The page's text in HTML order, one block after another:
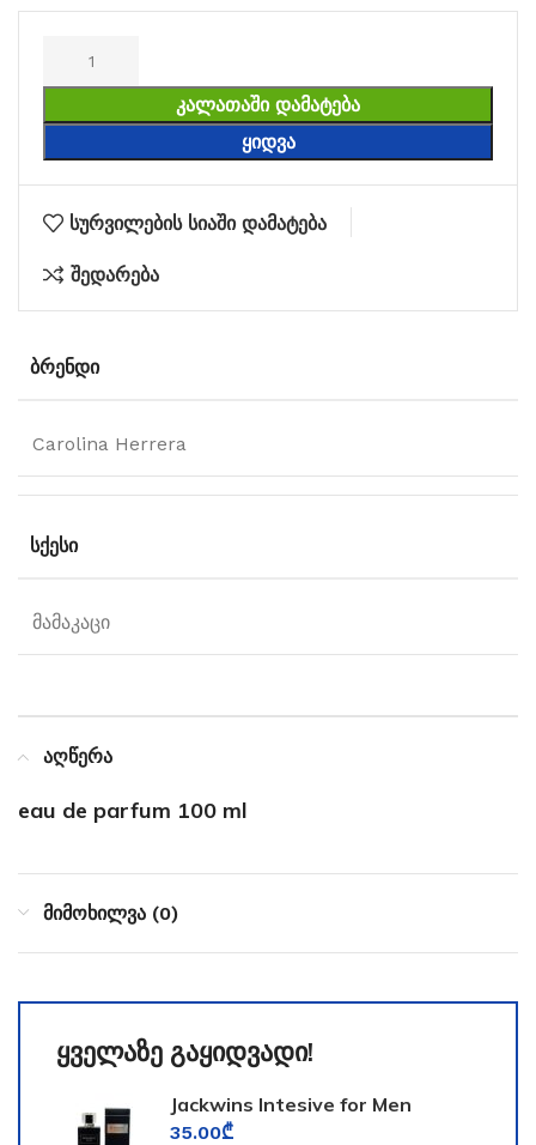
ᲙᲐᲚᲐᲗᲐᲨᲘ ᲓᲐᲛᲐᲢᲔᲑᲐ
ᲧᲘᲓᲕᲐ
სურვილების სიაში დამატება
შედარება
ᲑᲠᲔᲜᲓᲘ
Carolina Herrera
ᲡᲥᲔᲡᲘ
მამაკაცი
აღწერა
eau de parfum 100 ml
მიმოხილვა (0)
ყველაზე გაყიდვადი!
Jackwins Intesive for Men
35.00₾